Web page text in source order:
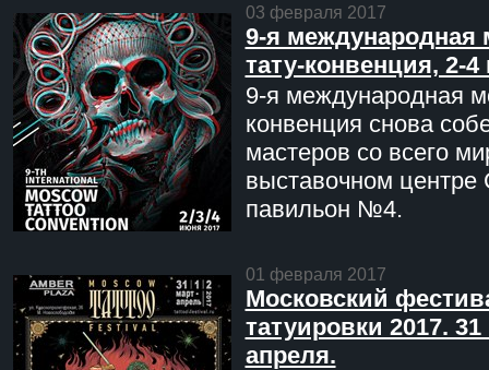
03 февраля 2017
9-я международная
тату-конвенция, 2-
9-я международная
конвенция снова
мастеров со всего
выставочном центре
павильон №4.
01 февраля 2017
Московский
татуировки 2017. 31
апреля.